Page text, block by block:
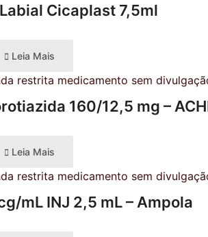
Cicaplast 7,5ml
Leia Mais
160/12,5 mg –
Leia Mais
mL INJ 2,5 mL – Ampola